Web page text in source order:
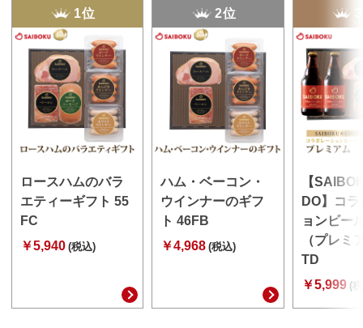
1位
ロースハムのバラ
エティーギフト 55
FC
￥5,940 (税込)
2位
ハム・ベーコン・
ウインナーのギフ
ト 46FB
￥4,968 (税込)
【
DO】コ
ョンビー
（プレミ
TD
￥5,999 (